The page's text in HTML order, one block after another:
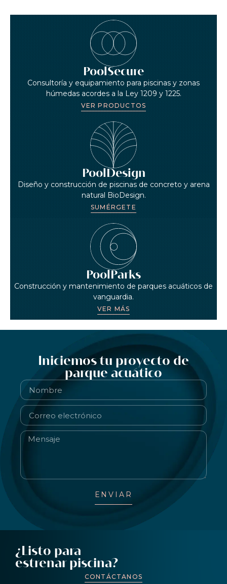
PoolSecure
Consultoría y equipamiento para piscinas y zonas
húmedas acordes a la Ley 1209 y 1225.
VER PRODUCTOS
PoolDesign
Diseño y construcción de piscinas de concreto y arena
natural BioDesign.
SUMÉRGETE
PoolParks
Construcción y mantenimiento de parques acuáticos de
vanguardia.
VER MÁS
Iniciemos tu proyecto de
parque acuático
ENVIAR
¿Listo para
estrenar piscina?
CONTÁCTANOS